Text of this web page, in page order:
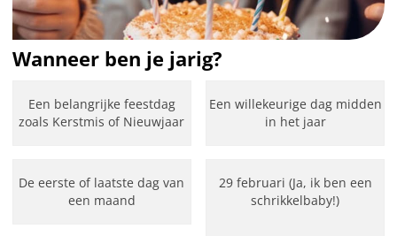
Wanneer ben je jarig?
Een belangrijke feestdag
zoals Kerstmis of Nieuwjaar
Een willekeurige dag midden
in het jaar
De eerste of laatste dag van
een maand
29 februari (Ja, ik ben een
schrikkelbaby!)